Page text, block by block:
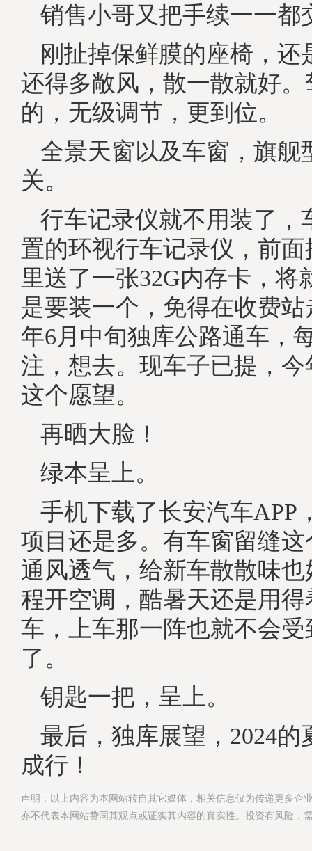
销售小哥又把手续一一都
刚扯掉保鲜膜的座椅，还
还得多敞风，散一散就好
的，无级调节，更到位。
全景天窗以及车窗，旗舰
关。
行车记录仪就不用装了，
置的环视行车记录仪，前
里送了一张32G内存卡，将
是要装一个，免得在收费
年6月中旬独库公路通车，
注，想去。现车子已提，
这个愿望。
再晒大脸！
绿本呈上。
手机下载了长安汽车APP
项目还是多。有车窗留缝
通风透气，给新车散散味
程开空调，酷暑天还是用
车，上车那一阵也就不会
了。
钥匙一把，呈上。
最后，独库展望，2024的
成行！
声明：以上内容为本网站转自其它媒体，相关信息仅为传递更多企
亦不代表本网站赞同其观点或证实其内容的真实性。投资有风险，